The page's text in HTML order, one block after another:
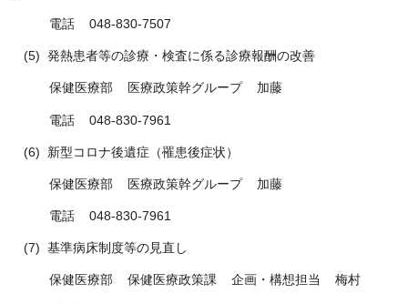
電話 048-830-7507
(5) 発熱患者等の診療・検査に係る診療報酬の改善
保健医療部 医療政策幹グループ 加藤
電話 048-830-7961
(6) 新型コロナ後遺症（罹患後症状）
保健医療部 医療政策幹グループ 加藤
電話 048-830-7961
(7) 基準病床制度等の見直し
保健医療部 保健医療政策課 企画・構想担当 梅村